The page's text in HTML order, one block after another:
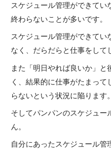
スケジュール管理ができて
終わらないことが多いです。
スケジュール管理ができて
なく、だらだらと仕事をして
また「明日やれば良いか」
く、結果的に仕事がたまっ
らないという状況に陥ります。
そしてパンパンのスケジュー
ん。
自分にあったスケジュール管